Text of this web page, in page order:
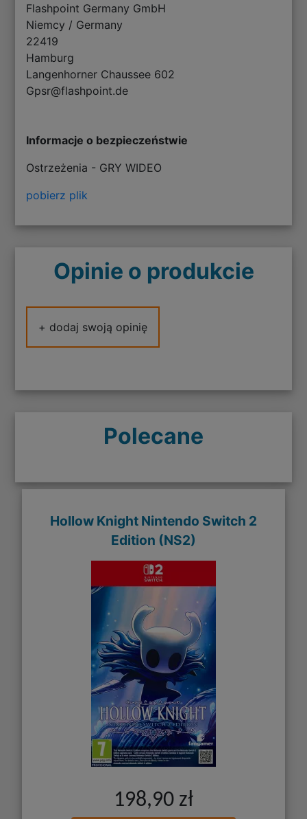
Flashpoint Germany GmbH
Niemcy / Germany
22419
Hamburg
Langenhorner Chaussee 602
Gpsr@flashpoint.de
Informacje o bezpieczeństwie
Ostrzeżenia - GRY WIDEO
pobierz plik
Opinie o produkcie
+ dodaj swoją opinię
Polecane
Hollow Knight Nintendo Switch 2
Edition (NS2)
198,90 zł